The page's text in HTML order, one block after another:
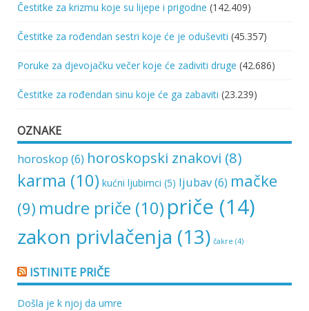
Čestitke za krizmu koje su lijepe i prigodne (142.409)
Čestitke za rođendan sestri koje će je oduševiti (45.357)
Poruke za djevojačku večer koje će zadiviti druge (42.686)
Čestitke za rođendan sinu koje će ga zabaviti (23.239)
OZNAKE
horoskop (6) horoskopski znakovi (8)
karma (10) kućni ljubimci (5) ljubav(6) mačke
(9) mudre priče (10) priče (14)
zakon privlačenja (13) čakre (4)
ISTINITE PRIČE
Došla je k njoj da umre